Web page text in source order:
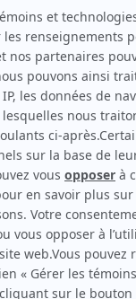
(Amie d'Élise)